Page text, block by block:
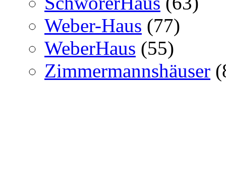
Weber-Haus (77)
WeberHaus (55)
Zimmermannshäuser